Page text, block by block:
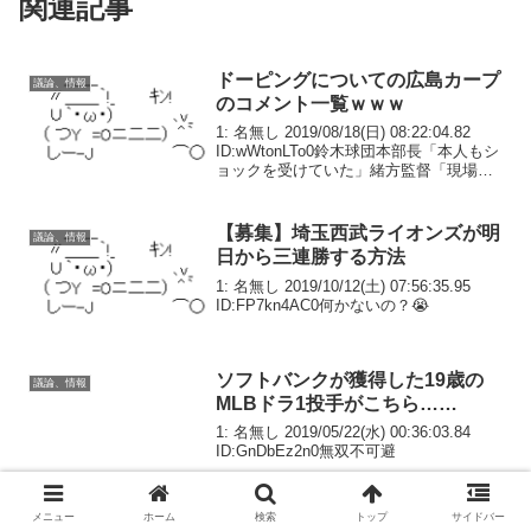
関連記事
議論、情報
ドーピングについての広島カープ
のコメント一覧ｗｗｗ
1: 名無し 2019/08/18(日) 08:22:04.82
ID:wWtonLTo0鈴木球団本部長「本人もシ
ョックを受けていた」緒方監督「現場と
では痛い。みんなで...
議論、情報
【募集】埼玉西武ライオンズが明
日から三連勝する方法
1: 名無し 2019/10/12(土) 07:56:35.95
ID:FP7kn4AC0何かないの？😭
議論、情報
ソフトバンクが獲得した19歳の
MLBドラ1投手がこちら……
1: 名無し 2019/05/22(水) 00:36:03.84
ID:GnDbEz2n0無双不可避
巨人広島DeNA阪神お前ヤクルト
メニュー ホーム 検索 トップ サイドバー